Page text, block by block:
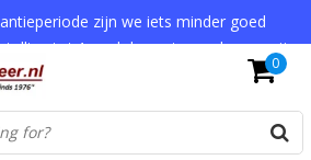
zijn we iets minder goed
tot 1 werkdag extra onderweg zijn.
voor je begrip!
€ 7,95 (GRATIS VA €75,-)
PRIJZEN TOT WEL 75% KORTING !
0